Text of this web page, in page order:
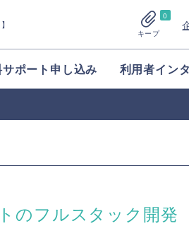
0
キープ
ポート申し込み 利用者イン
のフルスタック開発